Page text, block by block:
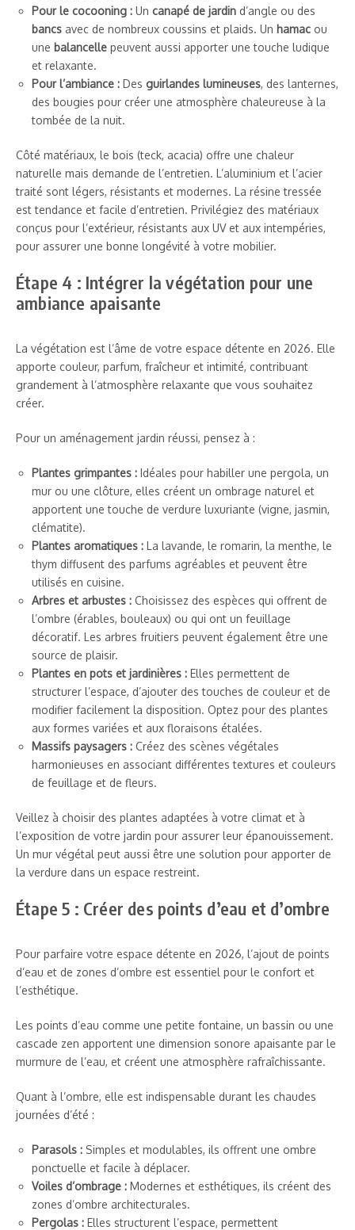
Pour le cocooning : Un canapé de jardin d’angle ou des
bancs avec de nombreux coussins et plaids. Un hamac ou
une balancelle peuvent aussi apporter une touche ludique
et relaxante.
Pour l’ambiance : Des guirlandes lumineuses, des lanternes,
des bougies pour créer une atmosphère chaleureuse à la
tombée de la nuit.
Côté matériaux, le bois (teck, acacia) offre une chaleur
naturelle mais demande de l’entretien. L’aluminium et l’acier
traité sont légers, résistants et modernes. La résine tressée
est tendance et facile d’entretien. Privilégiez des matériaux
conçus pour l’extérieur, résistants aux UV et aux intempéries,
pour assurer une bonne longévité à votre mobilier.
Étape 4 : Intégrer la végétation pour une
ambiance apaisante
La végétation est l’âme de votre espace détente en 2026. Elle
apporte couleur, parfum, fraîcheur et intimité, contribuant
grandement à l’atmosphère relaxante que vous souhaitez
créer.
Pour un aménagement jardin réussi, pensez à :
Plantes grimpantes : Idéales pour habiller une pergola, un
mur ou une clôture, elles créent un ombrage naturel et
apportent une touche de verdure luxuriante (vigne, jasmin,
clématite).
Plantes aromatiques : La lavande, le romarin, la menthe, le
thym diffusent des parfums agréables et peuvent être
utilisés en cuisine.
Arbres et arbustes : Choisissez des espèces qui offrent de
l’ombre (érables, bouleaux) ou qui ont un feuillage
décoratif. Les arbres fruitiers peuvent également être une
source de plaisir.
Plantes en pots et jardinières : Elles permettent de
structurer l’espace, d’ajouter des touches de couleur et de
modifier facilement la disposition. Optez pour des plantes
aux formes variées et aux floraisons étalées.
Massifs paysagers : Créez des scènes végétales
harmonieuses en associant différentes textures et couleurs
de feuillage et de fleurs.
Veillez à choisir des plantes adaptées à votre climat et à
l’exposition de votre jardin pour assurer leur épanouissement.
Un mur végétal peut aussi être une solution pour apporter de
la verdure dans un espace restreint.
Étape 5 : Créer des points d’eau et d’ombre
Pour parfaire votre espace détente en 2026, l’ajout de points
d’eau et de zones d’ombre est essentiel pour le confort et
l’esthétique.
Les points d’eau comme une petite fontaine, un bassin ou une
cascade zen apportent une dimension sonore apaisante par le
murmure de l’eau, et créent une atmosphère rafraîchissante.
Quant à l’ombre, elle est indispensable durant les chaudes
journées d’été :
Parasols : Simples et modulables, ils offrent une ombre
ponctuelle et facile à déplacer.
Voiles d’ombrage : Modernes et esthétiques, ils créent des
zones d’ombre architecturales.
Pergolas : Elles structurent l’espace, permettent